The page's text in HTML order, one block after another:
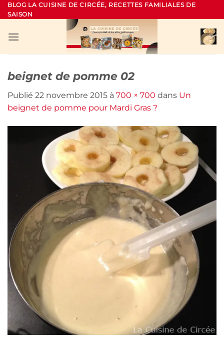
Passer
au
BLOG LA CUISINE DE CIRCÉE, RECETTES FAMILIALES DE
SAISON
beignet de pomme 02
Publié 22 novembre 2015 à 700 × 700 dans Un
beignet de pomme pour Mardi Gras ?